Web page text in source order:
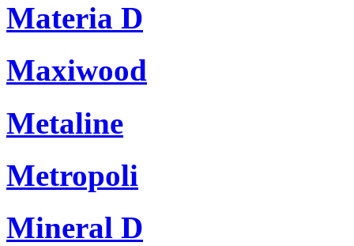
Materia D
Maxiwood
Metaline
Metropoli
Mineral D